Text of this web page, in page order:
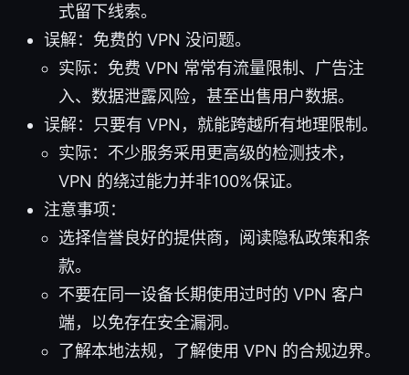
式留下线索。
误解：免费的 VPN 没问题。
实际：免费 VPN 常常有流量限制、广告注
入、数据泄露风险，甚至出售用户数据。
误解：只要有 VPN，就能跨越所有地理限制。
实际：不少服务采用更高级的检测技术，
VPN 的绕过能力并非100%保证。
注意事项：
选择信誉良好的提供商，阅读隐私政策和条
款。
不要在同一设备长期使用过时的 VPN 客户
端，以免存在安全漏洞。
了解本地法规，了解使用 VPN 的合规边界。